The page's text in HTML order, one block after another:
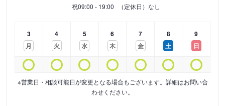
祝09:00 - 19:00 （定休日）なし
3
月
4
火
5
水
6
木
7
金
8
土
9
日
※営業日・相談可能日が変更となる場合もございます。詳細はお問い合
わせください。